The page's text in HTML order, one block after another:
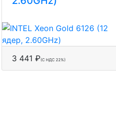
3 441 ₽(С НДС 22%)